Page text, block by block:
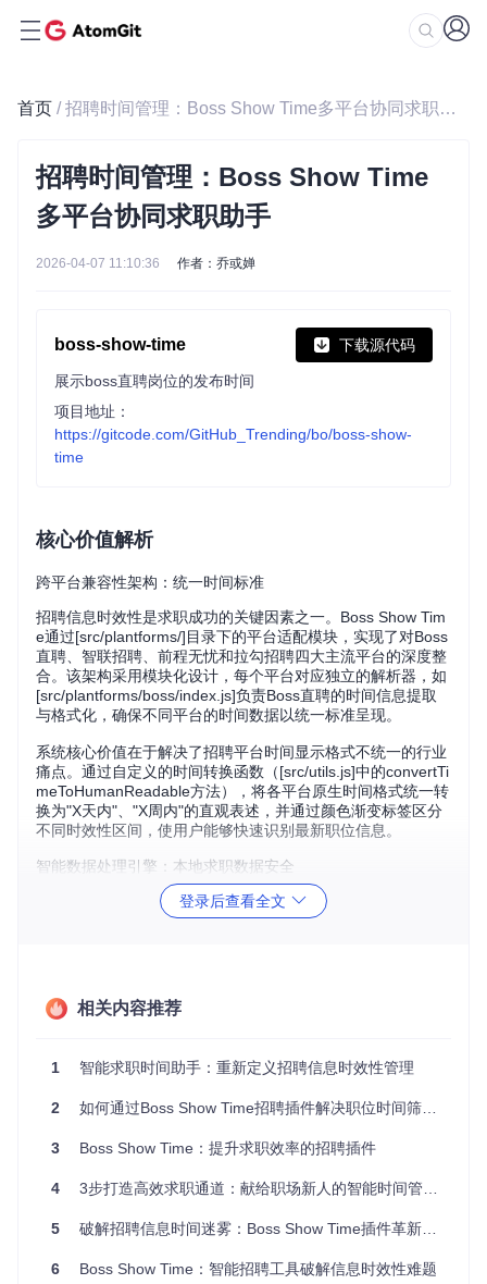
首页 / 招聘时间管理：Boss Show Time多平台协同求职助手
招聘时间管理：Boss Show Time
多平台协同求职助手
2026-04-07 11:10:36 作者：乔或婵
boss-show-time 下载源代码
展示boss直聘岗位的发布时间
项目地址：
https://gitcode.com/GitHub_Trending/bo/boss-show-
time
核心价值解析
跨平台兼容性架构：统一时间标准
招聘信息时效性是求职成功的关键因素之一。Boss Show Tim
e通过[src/plantforms/]目录下的平台适配模块，实现了对Boss
直聘、智联招聘、前程无忧和拉勾招聘四大主流平台的深度整
合。该架构采用模块化设计，每个平台对应独立的解析器，如
[src/plantforms/boss/index.js]负责Boss直聘的时间信息提取
与格式化，确保不同平台的时间数据以统一标准呈现。
系统核心价值在于解决了招聘平台时间显示格式不统一的行业
痛点。通过自定义的时间转换函数（[src/utils.js]中的convertTi
meToHumanReadable方法），将各平台原生时间格式统一转
换为"X天内"、"X周内"的直观表述，并通过颜色渐变标签区分
不同时效性区间，使用户能够快速识别最新职位信息。
智能数据处理引擎：本地求职数据安全
数据处理核心模块[src/data/]采用分层设计，通过BO（业务对
象）与DTO（数据传输对象）分离实现数据解耦。以SearchJ
本地数据管理功能确保用户求职数据安全存储于本地，避免云
数据处理，利用Web Worker进行本地数据库操作，既保证了
场景化应用指南
环境依赖与安装配置
安装Boss Show Time前需确保系统满足以下环境要求：Node.
js v14+、npm v6+及Chrome浏览器90+版本。开发者模式安
登录后查看全文
相关内容推荐
1 智能求职时间助手：重新定义招聘信息时效性管理
2 如何通过Boss Show Time招聘插件解决职位时间筛选难题
3 Boss Show Time：提升求职效率的招聘插件
4 3步打造高效求职通道：献给职场新人的智能时间管理工具
5 破解招聘信息时间迷雾：Boss Show Time插件革新求职效率
6 Boss Show Time：智能招聘工具破解信息时效性难题